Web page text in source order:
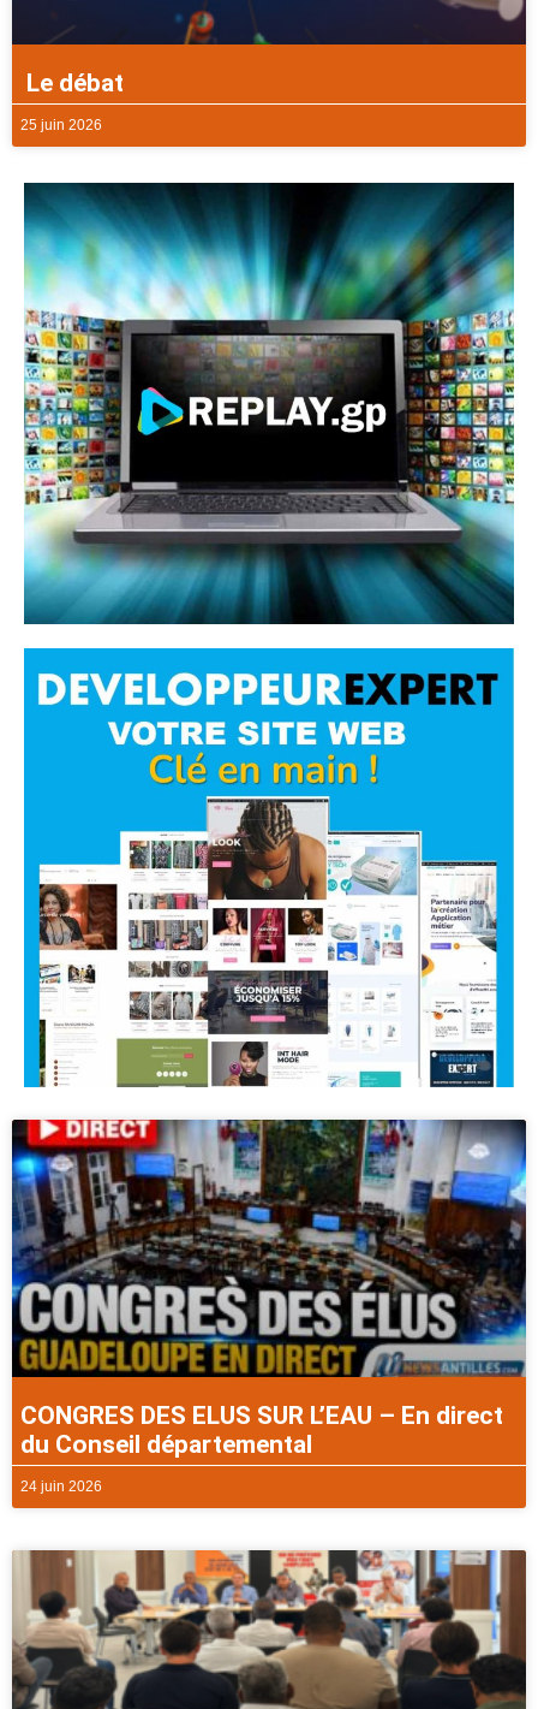
Le débat
25 juin 2026
CONGRES DES ELUS SUR L’EAU – En direct
du Conseil départemental
24 juin 2026